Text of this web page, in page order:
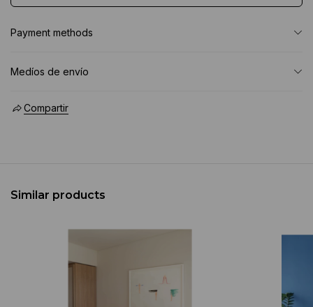
Payment methods
Medíos de envío
Compartir
Similar products